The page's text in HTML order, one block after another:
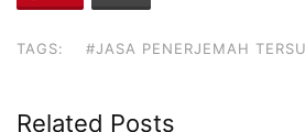
TAGS: #JASA PENERJEMAH
Related Posts